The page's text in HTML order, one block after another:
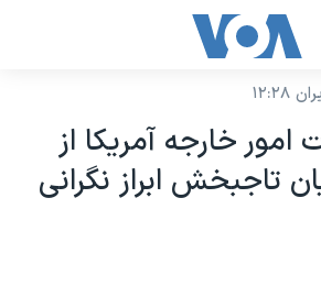
خارجه آمریکا از
تاجبخش ابراز نگرانی